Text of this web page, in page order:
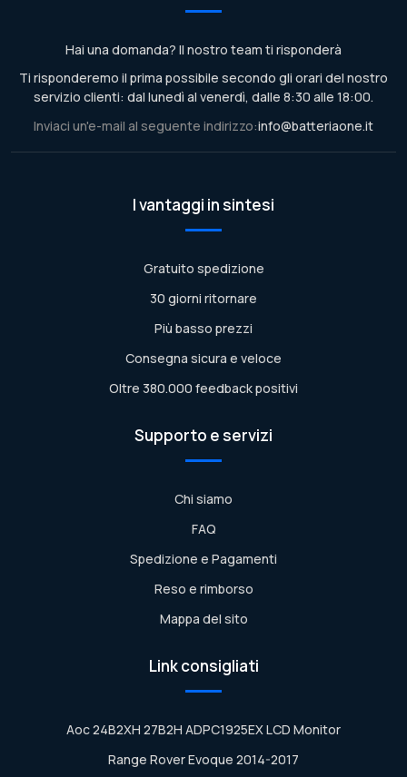
Hai una domanda? Il nostro team ti risponderà
Ti risponderemo il prima possibile secondo gli orari del nostro
servizio clienti: dal lunedì al venerdì, dalle 8:30 alle 18:00.
Inviaci un'e-mail al seguente indirizzo:info@batteriaone.it
I vantaggi in sintesi
Gratuito spedizione
30 giorni ritornare
Più basso prezzi
Consegna sicura e veloce
Oltre 380.000 feedback positivi
Supporto e servizi
Chi siamo
FAQ
Spedizione e Pagamenti
Reso e rimborso
Mappa del sito
Link consigliati
Aoc 24B2XH 27B2H ADPC1925EX LCD Monitor
Range Rover Evoque 2014-2017